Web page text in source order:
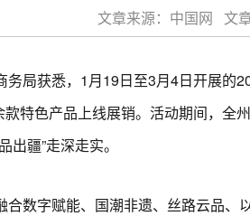
文章来源：中国网 文
获悉，1月19日至3月4日开展的
特色产品上线展销。活动期间，全
出疆”走深走实。
字赋能、国潮非遗、丝路云品、